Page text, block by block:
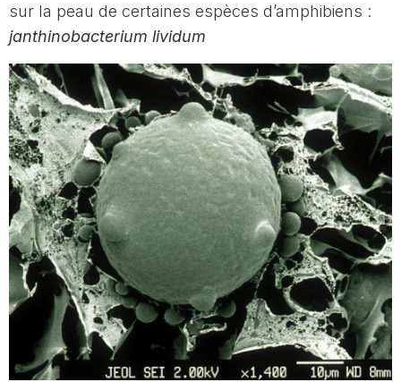
sur la peau de certaines espèces d’amphibiens :
janthinobacterium lividum